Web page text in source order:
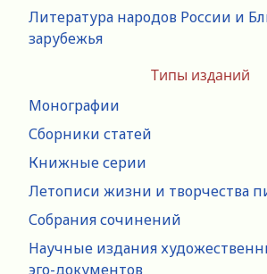
Литература народов России и
зарубежья
Типы изданий
Монографии
Сборники статей
Книжные серии
Летописи жизни и творчества
Собрания сочинений
Научные издания
эго-документов